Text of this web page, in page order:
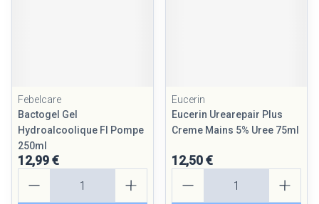
Febelcare
Bactogel Gel
Hydroalcoolique Fl Pompe
250ml
12,99 €
Eucerin
Eucerin Urearepair Plus
Creme Mains 5% Uree 75ml
12,50 €